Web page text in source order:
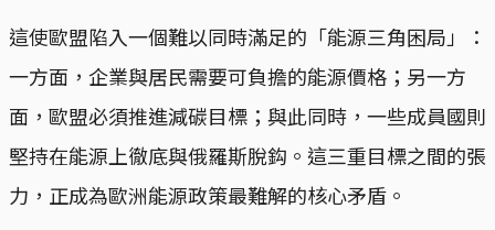
這使歐盟陷入一個難以同時滿足的「能源三角困局」：
一方面，企業與居民需要可負擔的能源價格；另一方
面，歐盟必須推進減碳目標；與此同時，一些成員國則
堅持在能源上徹底與俄羅斯脫鈎。這三重目標之間的張
力，正成為歐洲能源政策最難解的核心矛盾。